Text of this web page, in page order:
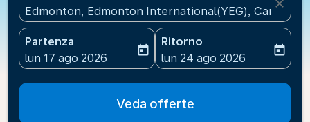
Edmonton, Edmonton International(YEG), Canada
close
Partenza
fc-booking-departure-date-aria-label
lun 17 ago 2026
today
Ritorno
fc-booking-return-date-
lun 24 ago 2026
today
Veda offerte